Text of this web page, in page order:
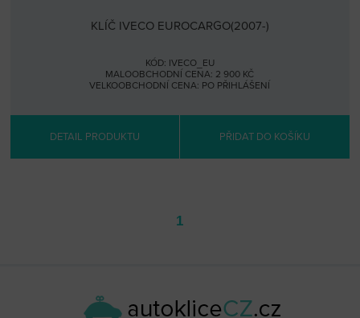
KLÍČ IVECO EUROCARGO(2007-)
KÓD: IVECO_EU
MALOOBCHODNÍ CENA: 2 900 KČ
VELKOOBCHODNÍ CENA: PO PŘIHLÁŠENÍ
DETAIL PRODUKTU PŘIDAT DO KOŠÍKU
1